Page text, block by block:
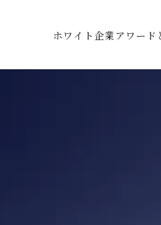
ホワイト企業アワード